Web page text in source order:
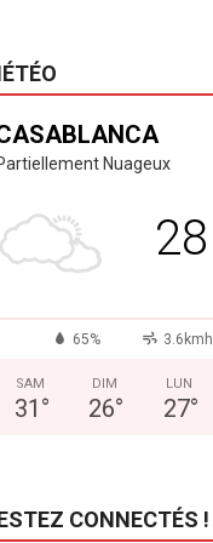
Nuageux
28
65% 3.6kmh
SAM
31 °
DIM
26°
LUN
27°
CONNECTÉS !